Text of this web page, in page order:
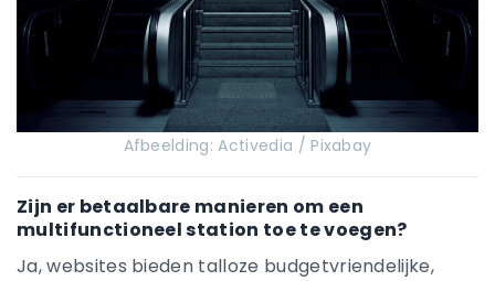
Afbeelding: Activedia / Pixabay
Zijn er betaalbare manieren om een
multifunctioneel station toe te voegen?
Ja, websites bieden talloze budgetvriendelijke,